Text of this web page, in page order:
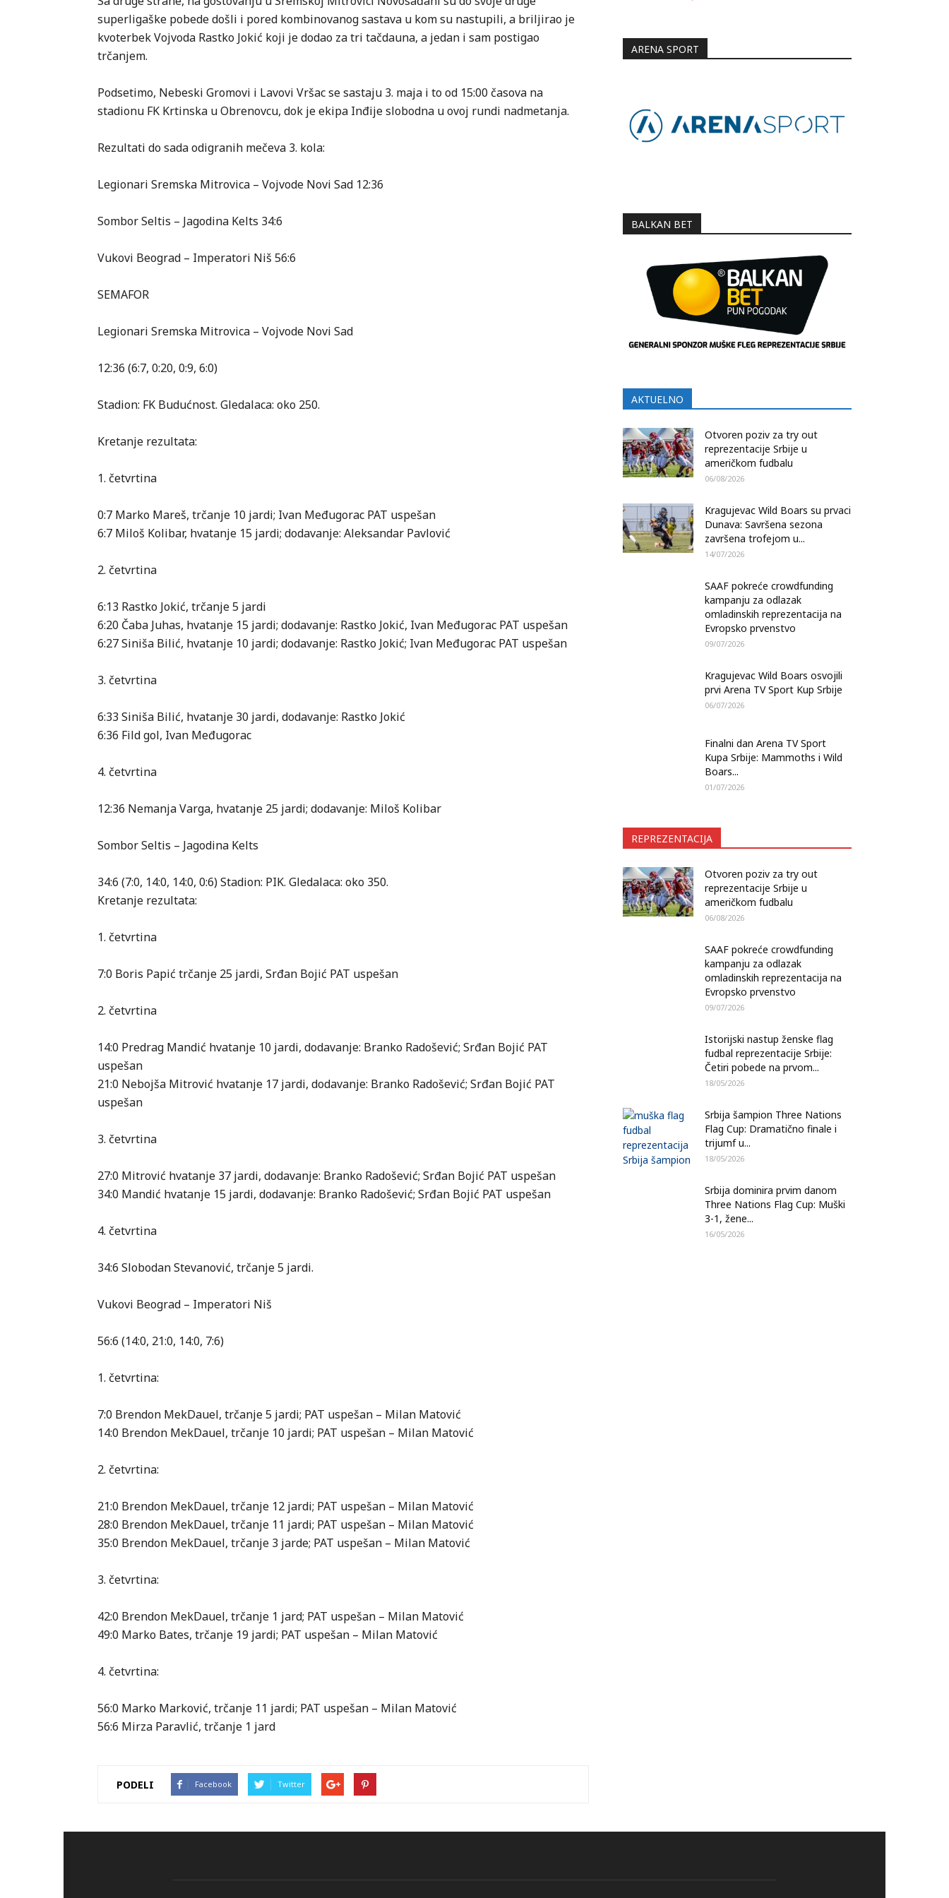
superligaške pobede došli i pored kombinovanog sastava u kom su nastupili, a briljirao je
kvoterbek Vojvoda Rastko Jokić koji je dodao za tri tačdauna, a jedan i sam postigao
trčanjem.
Podsetimo, Nebeski Gromovi i Lavovi Vršac se sastaju 3. maja i to od 15:00 časova na
stadionu FK Krtinska u Obrenovcu, dok je ekipa Inđije slobodna u ovoj rundi nadmetanja.
Rezultati do sada odigranih mečeva 3. kola:
Legionari Sremska Mitrovica – Vojvode Novi Sad 12:36
Sombor Seltis – Jagodina Kelts 34:6
Vukovi Beograd – Imperatori Niš 56:6
SEMAFOR
Legionari Sremska Mitrovica – Vojvode Novi Sad
12:36 (6:7, 0:20, 0:9, 6:0)
Stadion: FK Budućnost. Gledalaca: oko 250.
Kretanje rezultata:
1. četvrtina
0:7 Marko Mareš, trčanje 10 jardi; Ivan Međugorac PAT uspešan
6:7 Miloš Kolibar, hvatanje 15 jardi; dodavanje: Aleksandar Pavlović
2. četvrtina
6:13 Rastko Jokić, trčanje 5 jardi
6:20 Čaba Juhas, hvatanje 15 jardi; dodavanje: Rastko Jokić, Ivan Međugorac PAT uspešan
6:27 Siniša Bilić, hvatanje 10 jardi; dodavanje: Rastko Jokić; Ivan Međugorac PAT uspešan
3. četvrtina
6:33 Siniša Bilić, hvatanje 30 jardi, dodavanje: Rastko Jokić
6:36 Fild gol, Ivan Međugorac
4. četvrtina
12:36 Nemanja Varga, hvatanje 25 jardi; dodavanje: Miloš Kolibar
Sombor Seltis – Jagodina Kelts
34:6 (7:0, 14:0, 14:0, 0:6) Stadion: PIK. Gledalaca: oko 350.
Kretanje rezultata:
1. četvrtina
7:0 Boris Papić trčanje 25 jardi, Srđan Bojić PAT uspešan
2. četvrtina
14:0 Predrag Mandić hvatanje 10 jardi, dodavanje: Branko Radošević; Srđan Bojić PAT
uspešan
21:0 Nebojša Mitrović hvatanje 17 jardi, dodavanje: Branko Radošević; Srđan Bojić PAT
uspešan
3. četvrtina
27:0 Mitrović hvatanje 37 jardi, dodavanje: Branko Radošević; Srđan Bojić PAT uspešan
34:0 Mandić hvatanje 15 jardi, dodavanje: Branko Radošević; Srđan Bojić PAT uspešan
4. četvrtina
34:6 Slobodan Stevanović, trčanje 5 jardi.
Vukovi Beograd – Imperatori Niš
56:6 (14:0, 21:0, 14:0, 7:6)
1. četvrtina:
7:0 Brendon MekDauel, trčanje 5 jardi; PAT uspešan – Milan Matović
14:0 Brendon MekDauel, trčanje 10 jardi; PAT uspešan – Milan Matović
2. četvrtina:
21:0 Brendon MekDauel, trčanje 12 jardi; PAT uspešan – Milan Matović
28:0 Brendon MekDauel, trčanje 11 jardi; PAT uspešan – Milan Matović
35:0 Brendon MekDauel, trčanje 3 jarde; PAT uspešan – Milan Matović
3. četvrtina:
42:0 Brendon MekDauel, trčanje 1 jard; PAT uspešan – Milan Matović
49:0 Marko Bates, trčanje 19 jardi; PAT uspešan – Milan Matović
4. četvrtina:
56:0 Marko Marković, trčanje 11 jardi; PAT uspešan – Milan Matović
56:6 Mirza Paravlić, trčanje 1 jard
PODELI Facebook Twitter
ARENA SPORT
BALKAN BET
AKTUELNO
Otvoren poziv za try out
reprezentacije Srbije u
američkom fudbalu
06/08/2026
Kragujevac Wild Boars su prvaci
Dunava: Savršena sezona
završena trofejom u...
14/07/2026
SAAF pokreće crowdfunding
kampanju za odlazak
omladinskih reprezentacija na
Evropsko prvenstvo
09/07/2026
Kragujevac Wild Boars osvojili
prvi Arena TV Sport Kup Srbije
06/07/2026
Finalni dan Arena TV Sport
Kupa Srbije: Mammoths i Wild
Boars...
01/07/2026
REPREZENTACIJA
Otvoren poziv za try out
reprezentacije Srbije u
američkom fudbalu
06/08/2026
SAAF pokreće crowdfunding
kampanju za odlazak
omladinskih reprezentacija na
Evropsko prvenstvo
09/07/2026
Istorijski nastup ženske flag
fudbal reprezentacije Srbije:
Četiri pobede na prvom...
18/05/2026
Srbija šampion Three Nations
Flag Cup: Dramatično finale i
trijumf u...
18/05/2026
Srbija dominira prvim danom
Three Nations Flag Cup: Muški
3-1, žene...
16/05/2026